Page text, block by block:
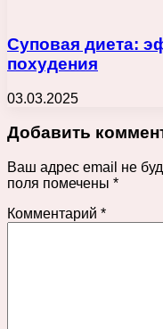
Суповая диета:
похудения
03.03.2025
Добавить
Ваш адрес email не
поля помечены *
Комментарий *